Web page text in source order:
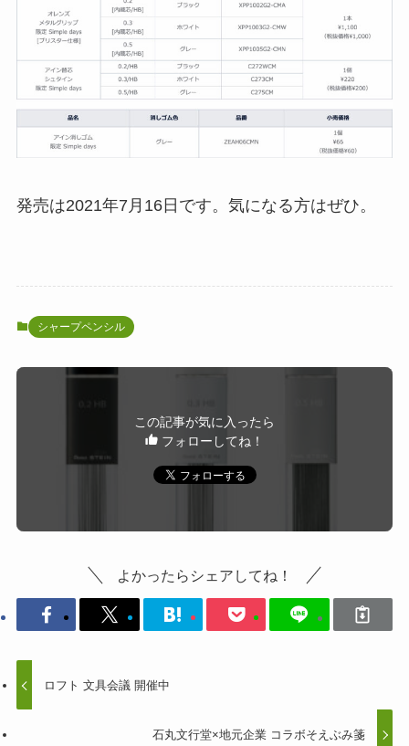
発売は2021年7月16日です。気になる方はぜひ。
シャープペンシル
この記事が気に入ったら
フォローしてね！
よかったらシェアしてね！
ロフト 文具会議 開催中
石丸文行堂×地元企業 コラボそえぶみ箋